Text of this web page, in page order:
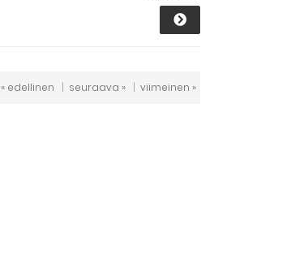
« edellinen | seuraava » | viimeinen »